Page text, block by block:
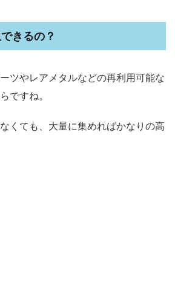
きるの？
ツやレアメタルなどの再利用可能な
ですね。
くても、大量に集めればかなりの高